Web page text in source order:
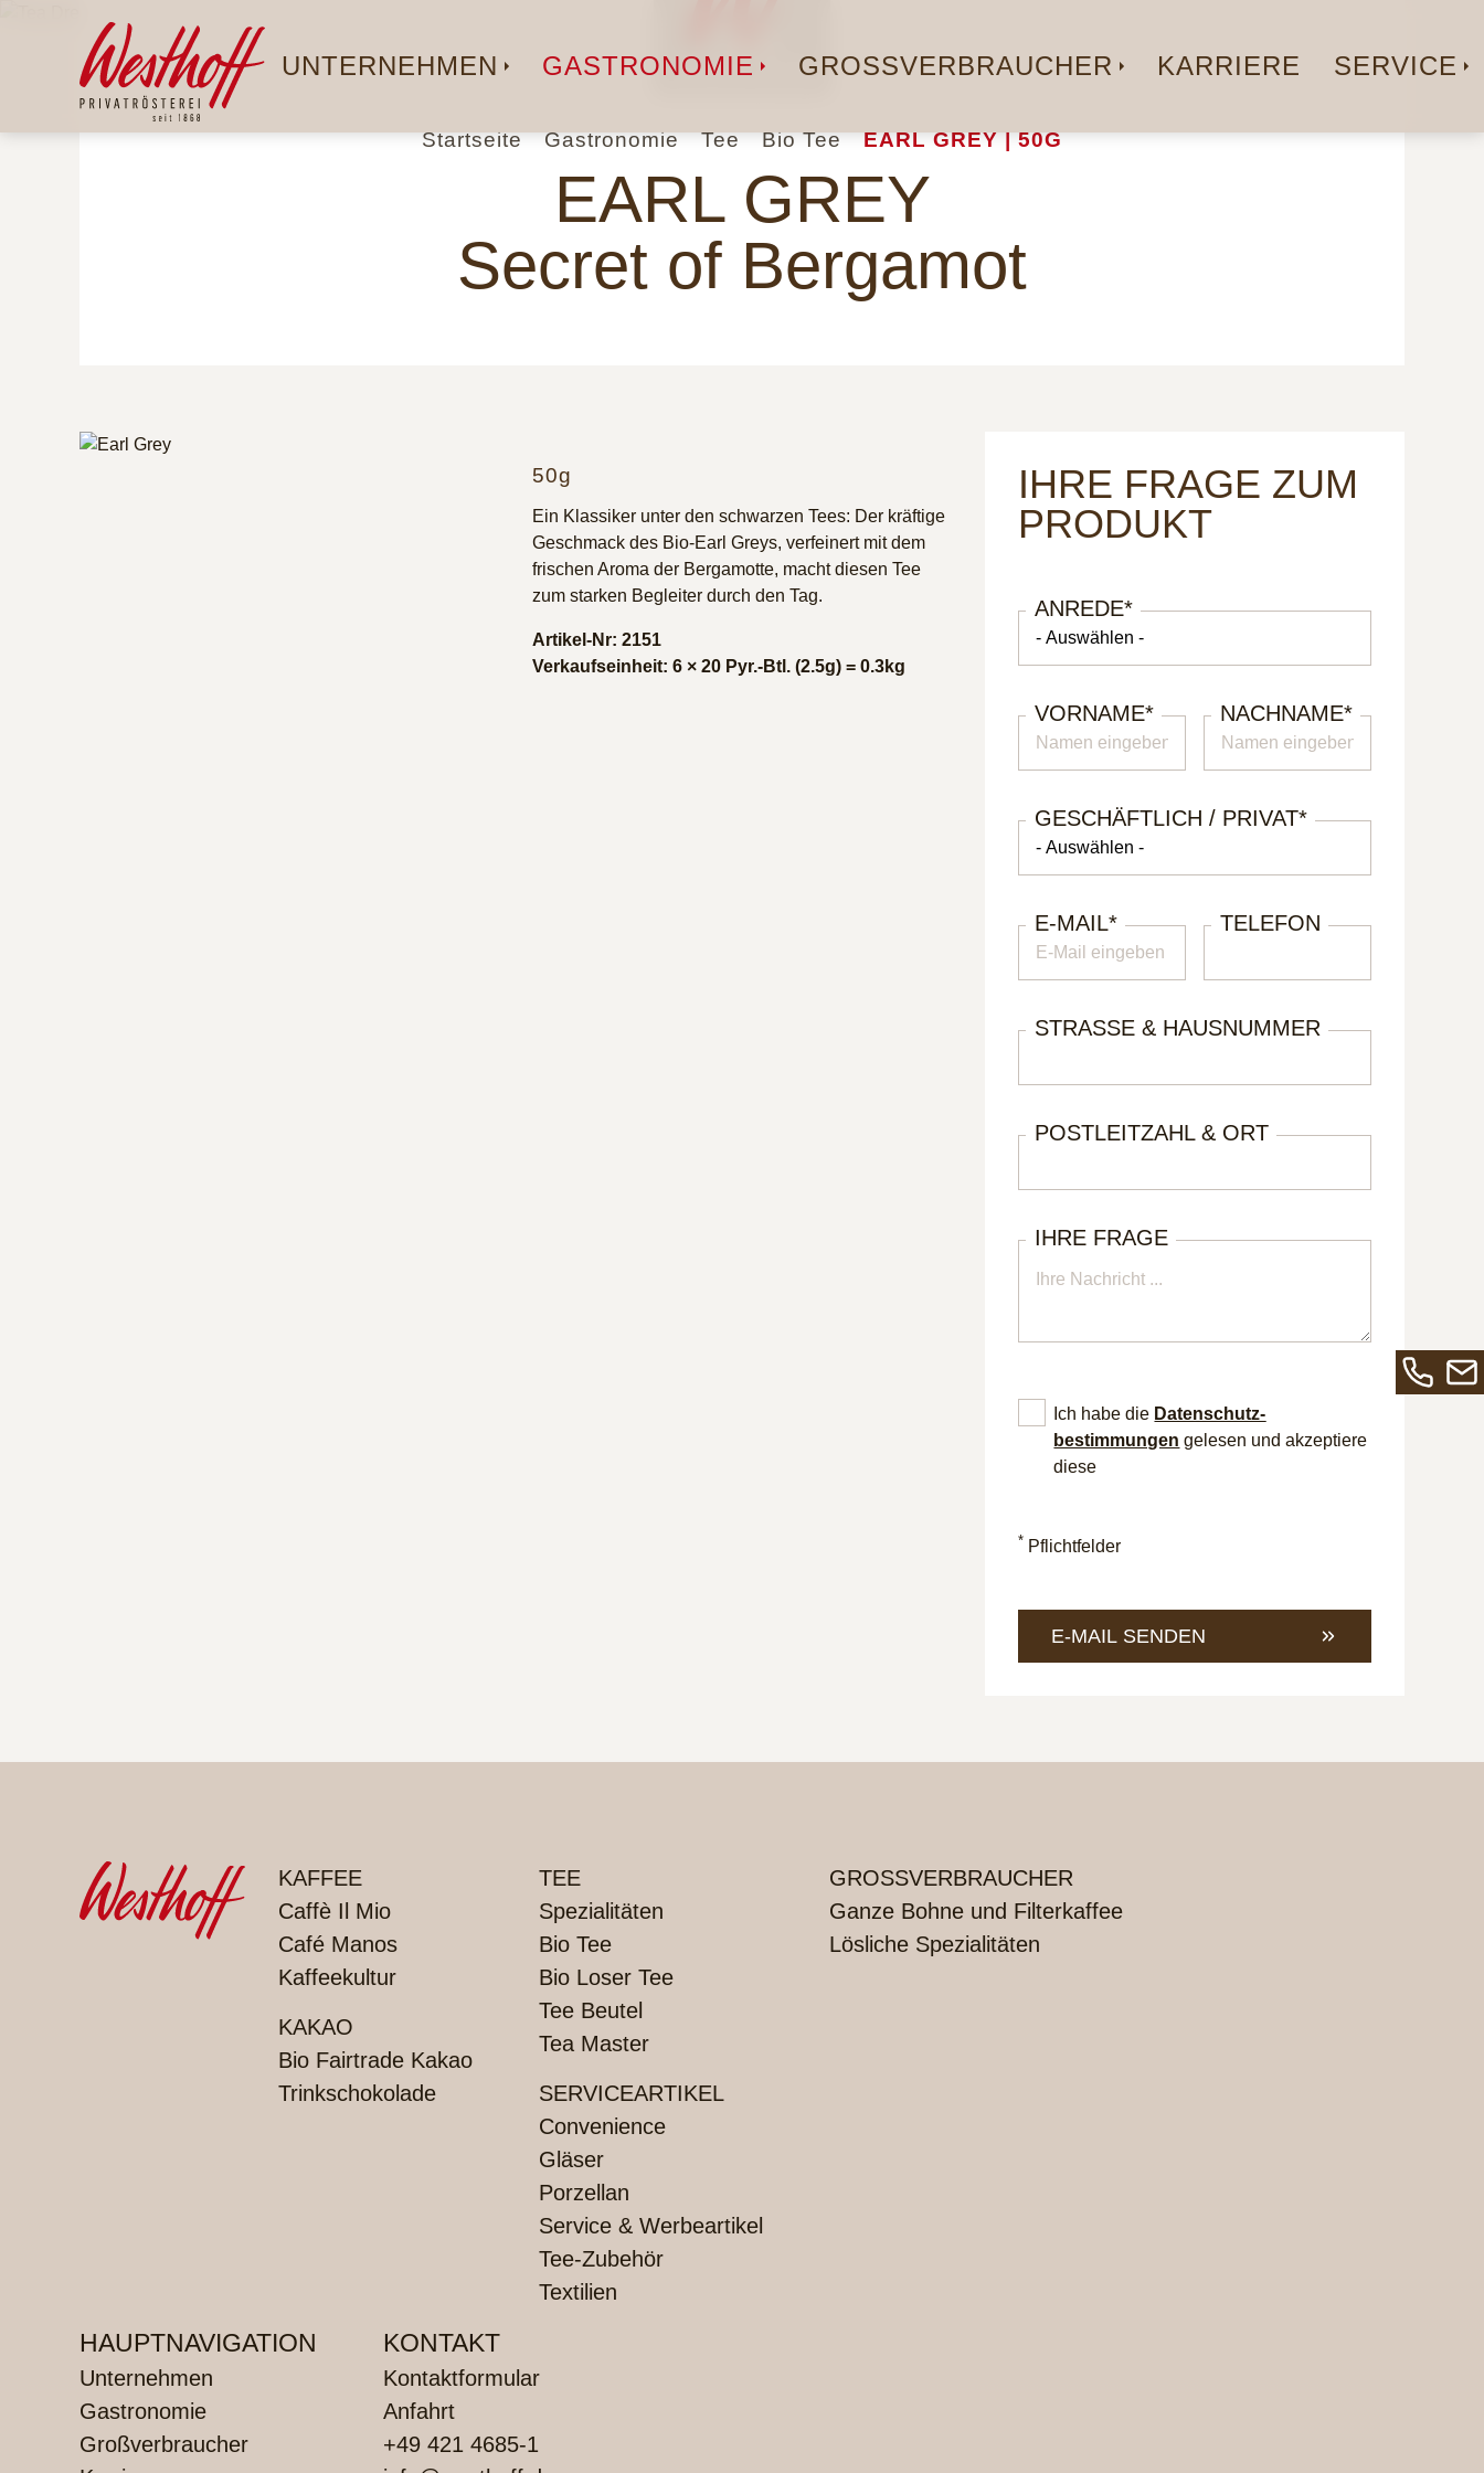
UNTERNEHMEN GASTRONOMIE GROSSVERBRAUCHER KARRIERE SERVICE
Startseite Gastronomie Tee Bio Tee EARL GREY | 50G
EARL GREY
Secret of Bergamot
50g
Ein Klassiker unter den schwarzen Tees: Der kräftige
Geschmack des Bio-Earl Greys, verfeinert mit dem
frischen Aroma der Bergamotte, macht diesen Tee
zum starken Begleiter durch den Tag.
Artikel-Nr: 2151
Verkaufseinheit: 6 × 20 Pyr.-Btl. (2.5g) = 0.3kg
IHRE FRAGE ZUM
PRODUKT
ANREDE*
VORNAME* NACHNAME*
GESCHÄFTLICH / PRIVAT*
E-MAIL* TELEFON
STRASSE & HAUSNUMMER
POSTLEITZAHL & ORT
IHRE FRAGE
Ich habe die Datenschutz­
bestimmungen gelesen und akzeptiere
diese
* Pflichtfelder
E-MAIL SENDEN
PRODUKTE
KAFFEE
Caffè Il Mio
Café Manos
Kaffeekultur
KAKAO
Bio Fairtrade Kakao
Trinkschokolade
TEE
Spezialitäten
Bio Tee
Bio Loser Tee
Tee Beutel
Tea Master
SERVICEARTIKEL
Convenience
Gläser
Porzellan
Service & Werbeartikel
Tee-Zubehör
Textilien
GROSSVERBRAUCHER
Ganze Bohne und Filterkaffee
Lösliche Spezialitäten
HAUPTNAVIGATION
Unternehmen
Gastronomie
Großverbraucher
KONTAKT
Kontaktformular
Anfahrt
+49 421 4685-1